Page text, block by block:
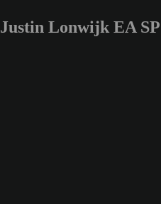
Enter a
Justin Lonwijk EA